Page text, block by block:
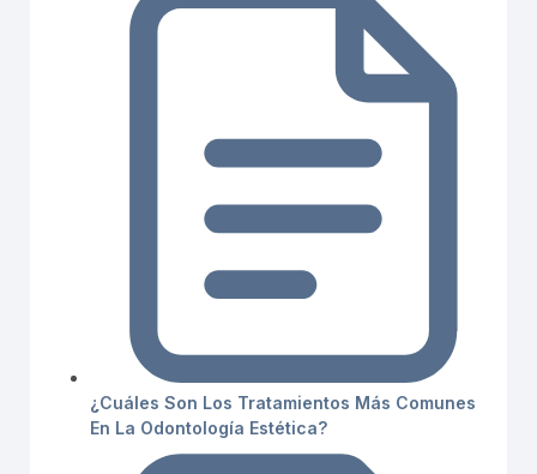
¿Cuáles Son Los Tratamientos Más Comunes
En La Odontología Estética?